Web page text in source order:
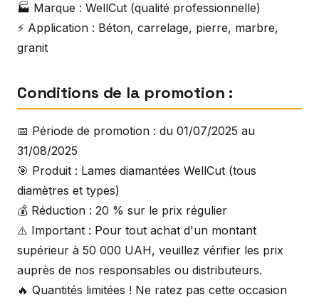
🏭 Marque : WellCut (qualité professionnelle)
⚡ Application : Béton, carrelage, pierre, marbre,
granit
Conditions de la promotion :
📅 Période de promotion : du 01/07/2025 au
31/08/2025
🎯 Produit : Lames diamantées WellCut (tous
diamètres et types)
💰 Réduction : 20 % sur le prix régulier
⚠️ Important : Pour tout achat d'un montant
supérieur à 50 000 UAH, veuillez vérifier les prix
auprès de nos responsables ou distributeurs.
🔥 Quantités limitées ! Ne ratez pas cette occasion